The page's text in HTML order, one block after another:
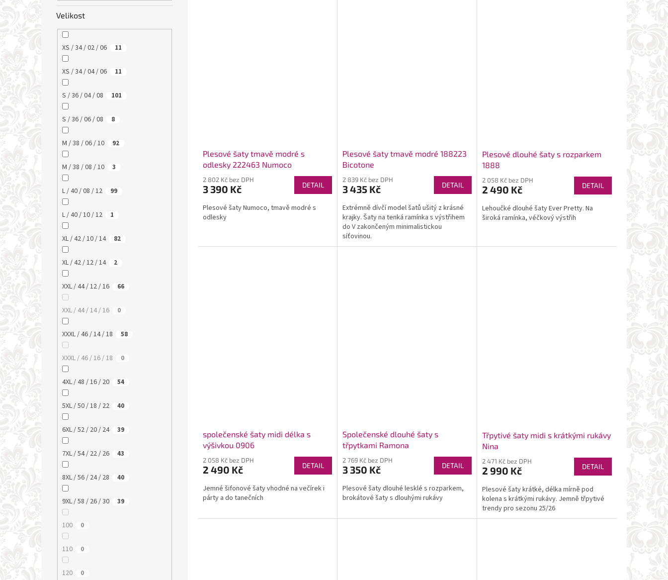
Velikost
XS / 34 / 02 / 06 11
XS / 34 / 04 / 06 11
S / 36 / 04 / 08 101
S / 36 / 06 / 08 8
M / 38 / 06 / 10 92
M / 38 / 08 / 10 3
L / 40 / 08 / 12 99
L / 40 / 10 / 12 1
XL / 42 / 10 / 14 82
XL / 42 / 12 / 14 2
XXL / 44 / 12 / 16 66
XXL / 44 / 14 / 16 0
XXXL / 46 / 14 / 18 58
XXXL / 46 / 16 / 18 0
4XL / 48 / 16 / 20 54
5XL / 50 / 18 / 22 40
6XL / 52 / 20 / 24 39
7XL / 54 / 22 / 26 43
8XL / 56 / 24 / 28 40
9XL / 58 / 26 / 30 39
100 0
110 0
120 0
Plesové šaty tmavě modré s
odlesky 222463 Numoco
2 802 Kč bez DPH
3 390 Kč DETAIL
Plesové šaty Numoco, tmavě modré s
odlesky
Plesové šaty tmavě modré 188223
Bicotone
2 839 Kč bez DPH
3 435 Kč DETAIL
Extrémně dívčí model šatů ušitý z krásné
krajky. Šaty na tenká ramínka s výstřihem
do V zakončeným minimalistickou
síťovinou.
Plesové dlouhé šaty s rozparkem
1888
2 058 Kč bez DPH
2 490 Kč DETAIL
Lehoučké dlouhé šaty Ever Pretty. Na
široká ramínka, véčkový výstřih
společenské šaty midi délka s
výšivkou 0906
2 058 Kč bez DPH
2 490 Kč DETAIL
Jemné šifonové šaty vhodné na večírek i
párty a do tanečních
Společenské dlouhé šaty s
třpytkami Ramona
2 769 Kč bez DPH
3 350 Kč DETAIL
Plesové šaty dlouhé lesklé s rozparkem,
brokátové šaty s dlouhými rukávy
Třpytivé šaty midi s krátkými rukávy
Nina
2 471 Kč bez DPH
2 990 Kč DETAIL
Plesové šaty krátké, délka mírně pod
kolena s krátkými rukávy. Jemně třpytivé
trendy pro sezonu 25/26